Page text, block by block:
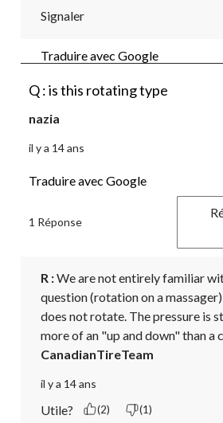
Signaler
Traduire avec Google
Q : is this rotating type
nazia
il y a 14 ans
Traduire avec Google
1 Réponse
R : We are not entirely familiar
question (rotation on a
does not rotate. The pressure is
more of an "up and down" than a
CanadianTireTeam
il y a 14 ans
Utile? (2) (1)